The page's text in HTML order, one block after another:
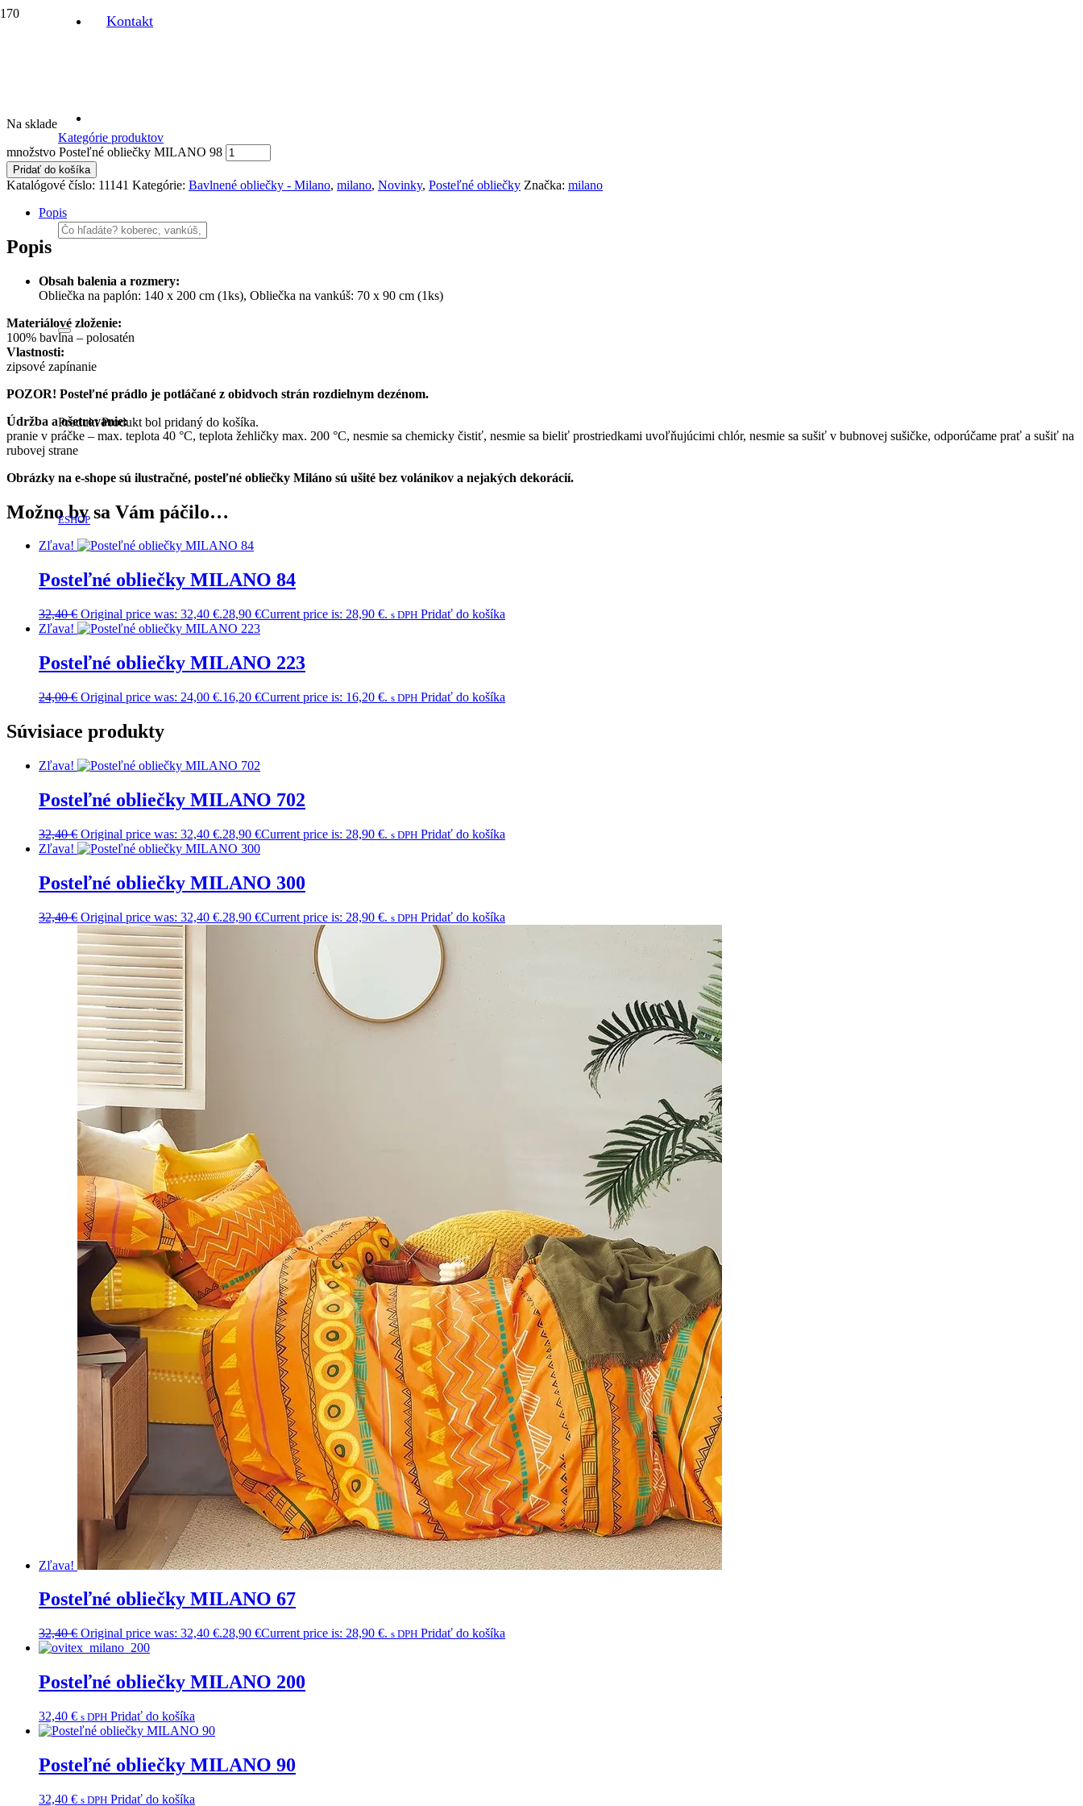
Kontakt
ProduktProdukt bol pridaný do košíka.
ESHOP
Kategórie produktov
Posteľné obliečky/
Na sklade
množstvo Posteľné obliečky MILANO 98
Pridať do košíka
Katalógové číslo: 11141 Kategórie: Bavlnené obliečky - Milano, milano, Novinky, Posteľné obliečky Značka: milano
Popis
Popis
Obsah balenia a rozmery:
Obliečka na paplón: 140 x 200 cm (1ks), Obliečka na vankúš: 70 x 90 cm (1ks)
Materiálové zloženie:
100% bavlna – polosatén
Vlastnosti:
zipsové zapínanie
POZOR! Posteľné prádlo je potláčané z obidvoch strán rozdielnym dezénom.
Údržba a ošetrovanie:
pranie v práčke – max. teplota 40 °C, teplota žehličky max. 200 °C, nesmie sa chemicky čistiť, nesmie sa bieliť prostriedkami uvoľňujúcimi chlór, nesmie sa sušiť v bubnovej sušičke, odporúčame prať a sušiť na
rubovej strane
Obrázky na e-shope sú ilustračné, posteľné obliečky Miláno sú ušité bez volánikov a nejakých dekorácií.
Možno by sa Vám páčilo…
Zľava!
Posteľné obliečky MILANO 84
32,40€ Original price was: 32,40 €.28,90 €Current price is: 28,90 €. s DPH Pridať do košíka
Zľava!
Posteľné obliečky MILANO 223
24,00€ Original price was: 24,00 €.16,20 €Current price is: 16,20 €. s DPH Pridať do košíka
Súvisiace produkty
Zľava!
Posteľné obliečky MILANO 702
32,40€ Original price was: 32,40 €.28,90 €Current price is: 28,90 €. s DPH Pridať do košíka
Zľava!
Posteľné obliečky MILANO 300
32,40€ Original price was: 32,40 €.28,90 €Current price is: 28,90 €. s DPH Pridať do košíka
Zľava!
Posteľné obliečky MILANO 67
32,40€ Original price was: 32,40 €.28,90 €Current price is: 28,90 €. s DPH Pridať do košíka
Posteľné obliečky MILANO 200
32,40 € s DPH Pridať do košíka
Posteľné obliečky MILANO 90
32,40 € s DPH Pridať do košíka